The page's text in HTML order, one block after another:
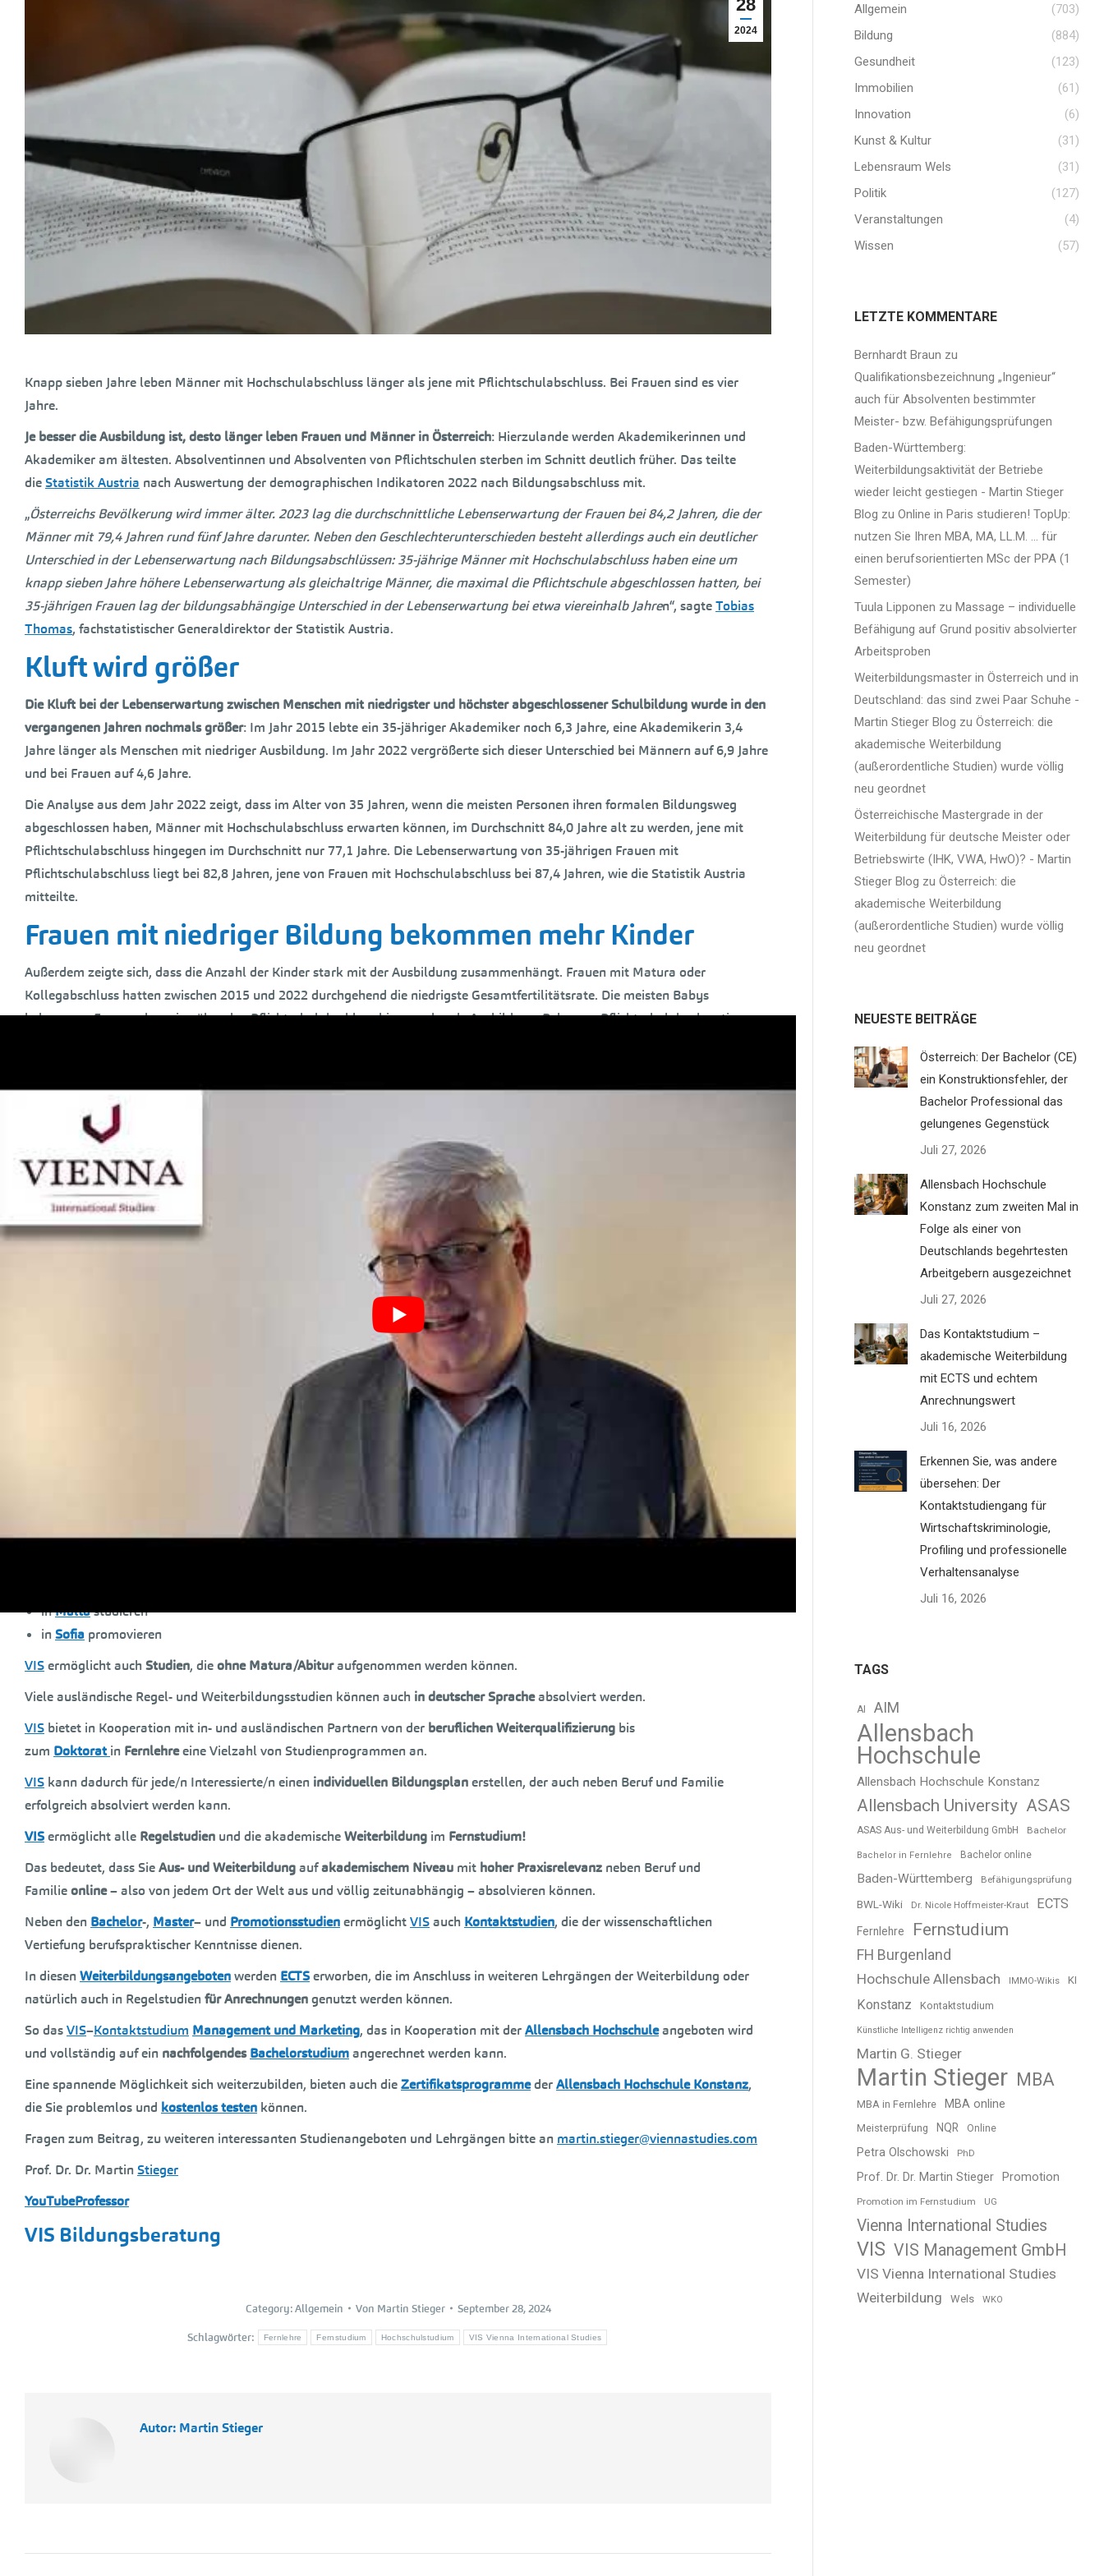
28
2024
Knapp sieben Jahre leben Männer mit Hochschulabschluss länger als jene mit Pflichtschulabschluss. Bei Frauen sind es vier
Jahre.
Je besser die Ausbildung ist, desto länger leben Frauen und Männer in Österreich: Hierzulande werden Akademikerinnen und
Akademiker am ältesten. Absolventinnen und Absolventen von Pflichtschulen sterben im Schnitt deutlich früher. Das teilte
dieStatistik Austria nach Auswertung der demographischen Indikatoren 2022 nach Bildungsabschluss mit.
„Österreichs Bevölkerung wird immer älter. 2023 lag die durchschnittliche Lebenserwartung der Frauen bei 84,2 Jahren, die der
Männer mit 79,4 Jahren rund fünf Jahre darunter. Neben den Geschlechterunterschieden besteht allerdings auch ein deutlicher
Unterschied in der Lebenserwartung nach Bildungsabschlüssen: 35-jährige Männer mit Hochschulabschluss haben eine um
knapp sieben Jahre höhere Lebenserwartung als gleichaltrige Männer, die maximal die Pflichtschule abgeschlossen hatten, bei
35-jährigen Frauen lag der bildungsabhängige Unterschied in der Lebenserwartung bei etwa viereinhalb Jahren“, sagteTobias
Thomas, fachstatistischer Generaldirektor der Statistik Austria.
Kluft wird größer
Die Kluft bei der Lebenserwartung zwischen Menschen mit niedrigster und höchster abgeschlossener Schulbildung wurde in den
vergangenen Jahren nochmals größer: Im Jahr 2015 lebte ein 35-jähriger Akademiker noch 6,3 Jahre, eine Akademikerin 3,4
Jahre länger als Menschen mit niedriger Ausbildung. Im Jahr 2022 vergrößerte sich dieser Unterschied bei Männern auf 6,9 Jahre
und bei Frauen auf 4,6 Jahre.
Die Analyse aus dem Jahr 2022 zeigt, dass im Alter von 35 Jahren, wenn die meisten Personen ihren formalen Bildungsweg
abgeschlossen haben, Männer mit Hochschulabschluss erwarten können, im Durchschnitt 84,0 Jahre alt zu werden, jene mit
Pflichtschulabschluss hingegen im Durchschnitt nur 77,1 Jahre. Die Lebenserwartung von 35-jährigen Frauen mit
Pflichtschulabschluss liegt bei 82,8 Jahren, jene von Frauen mit Hochschulabschluss bei 87,4 Jahren, wie die Statistik Austria
mitteilte.
Frauen mit niedriger Bildung bekommen mehr Kinder
Außerdem zeigte sich, dass die Anzahl der Kinder stark mit der Ausbildung zusammenhängt. Frauen mit Matura oder
Kollegabschluss hatten zwischen 2015 und 2022 durchgehend die niedrigste Gesamtfertilitätsrate. Die meisten Babys
bekommen Frauen ohne eine über den Pflichtschulabschluss hinausgehende Ausbildung. Bekamen Pflichtschulabsolventinnen
sinkende Fertilitätsrate auf, wenn auch ausgehend von einem hohen Niveau von 2,00 Kindern. Für 2022 ist generell über alle
Gruppen ein Absinken der Fertilitätsraten erkennbar, am stärksten bei Frauen mit Matura oder Hochschulabschluss.
Auch bei der Geburt des ersten Kindes sind Akademikerinnen durchschnittlich älter: Während das durchschnittliche Alter bei der
ersten Geburt bei Frauen mit Pflichtschulabschluss im Jahr 2022 bei 29,17 Jahren lag, waren Akademikerinnen im Durchschnitt
bereits 33,83 Jahre alt. (APA)
Verlängern Sie Ihr Leben und studieren Sie mit
Hilfe von VIS Vienna International im In- und
Am 23. März 2012 ins Firmenbuch eingetragen, ermöglicht IhnenVISVienna International Studies seither eininternationales
Vienna International Studies neben Beruf und Familie zeit- und ortsunabhängig
und Erfahrungen sammeln und sogar akademische Abschlüsse
auf allen
Magister Doktor/PhD akademischen Weiterbildung
inParisstudieren
inMaltastudieren
in Sofia promovieren
VISermöglicht auch Studien, dieohne Matura/Abituraufgenommen werden können.
Viele ausländische Regel- und Weiterbildungsstudien können auch in deutscher Spracheabsolviert werden.
VIS bietet in Kooperation mit in- und ausländischen Partnern von der beruflichen Weiterqualifizierung bis
zum Doktoratin Fernlehreeine Vielzahl von Studienprogrammen an.
VIS kann dadurch für jede/n Interessierte/n einen individuellen Bildungsplanerstellen, der auch neben Beruf und Familie
erfolgreich absolviert werden kann.
VISermöglicht alle Regelstudien und die akademischeWeiterbildung im Fernstudium!
Das bedeutet, dass SieAus- und Weiterbildungaufakademischem Niveau mit hoher Praxisrelevanz neben Beruf und
Familieonline– also von jedem Ort der Welt aus und völlig zeitunabhängig – absolvieren können.
Neben den Bachelor-, Master– und PromotionsstudienermöglichtVISauch Kontaktstudien, die der wissenschaftlichen
Vertiefung berufspraktischer Kenntnisse dienen.
In diesen Weiterbildungsangebotenwerden ECTSerworben, die im Anschluss in weiteren Lehrgängen der Weiterbildung oder
natürlich auch in Regelstudien für Anrechnungengenutzt werden können.
So dasVIS–Kontaktstudium Management und Marketing, das in Kooperation mit derAllensbach Hochschuleangeboten wird
und vollständig auf ein nachfolgendesBachelorstudiumangerechnet werden kann.
Eine spannende Möglichkeit sich weiterzubilden, bieten auch dieZertifikatsprogrammederAllensbach Hochschule Konstanz,
die Sie problemlos und kostenlos testen können.
Fragen zum Beitrag, zu weiteren interessanten Studienangeboten und Lehrgängen bitte an martin.stieger@viennastudies.com
Prof. Dr. Dr. Martin Stieger
YouTubeProfessor
VIS Bildungsberatung
Category:Allgemein Von Martin Stieger September 28, 2024
Schlagwörter: Fernlehre Fernstudium Hochschulstudium VIS Vienna International Studies
Autor: Martin Stieger
Allgemein
(703)
Bildung
(884)
Gesundheit
(123)
Immobilien
(61)
Innovation
(6)
Kunst & Kultur
(31)
Lebensraum Wels
(31)
Politik
(127)
Veranstaltungen
(4)
Wissen
(57)
LETZTE KOMMENTARE
Bernhardt Braun zu
Qualifikationsbezeichnung „Ingenieur“
auch für Absolventen bestimmter
Meister- bzw. Befähigungsprüfungen
Baden-Württemberg:
Weiterbildungsaktivität der Betriebe
wieder leicht gestiegen - Martin Stieger
Blog zu Online in Paris studieren! TopUp:
nutzen Sie Ihren MBA, MA, LL.M. … für
einen berufsorientierten MSc der PPA (1
Semester)
Tuula Lipponen zu Massage – individuelle
Befähigung auf Grund positiv absolvierter
Arbeitsproben
Weiterbildungsmaster in Österreich und in
Deutschland: das sind zwei Paar Schuhe -
Martin Stieger Blog zu Österreich: die
akademische Weiterbildung
(außerordentliche Studien) wurde völlig
neu geordnet
Österreichische Mastergrade in der
Weiterbildung für deutsche Meister oder
Betriebswirte (IHK, VWA, HwO)? - Martin
Stieger Blog zu Österreich: die
akademische Weiterbildung
(außerordentliche Studien) wurde völlig
neu geordnet
NEUESTE BEITRÄGE
Österreich: Der Bachelor (CE)
ein Konstruktionsfehler, der
Bachelor Professional das
gelungenes Gegenstück
Juli 27, 2026
Allensbach Hochschule
Konstanz zum zweiten Mal in
Folge als einer von
Deutschlands begehrtesten
Arbeitgebern ausgezeichnet
Juli 27, 2026
Das Kontaktstudium –
akademische Weiterbildung
mit ECTS und echtem
Anrechnungswert
Juli 16, 2026
Erkennen Sie, was andere
übersehen: Der
Kontaktstudiengang für
Wirtschaftskriminologie,
Profiling und professionelle
Verhaltensanalyse
Juli 16, 2026
TAGS
AI AIM
Allensbach
Hochschule
Allensbach Hochschule Konstanz
Allensbach University ASAS
ASAS Aus- und Weiterbildung GmbH Bachelor
Bachelor in Fernlehre Bachelor online
Baden-Württemberg Befähigungsprüfung
BWL-Wiki Dr. Nicole Hoffmeister-Kraut ECTS
Fernlehre Fernstudium
FH Burgenland
Hochschule Allensbach
IMMO-Wikis KI
Konstanz Kontaktstudium
Künstliche Intelligenz richtig anwenden
Martin G. Stieger
Martin Stieger MBA
MBA in Fernlehre MBA online
Meisterprüfung NQR Online
Petra Olschowski PhD
Prof. Dr. Dr. Martin Stieger Promotion
Promotion im Fernstudium UG
Vienna International Studies
VIS VIS Management GmbH
VIS Vienna International Studies
Weiterbildung
Wels WKO